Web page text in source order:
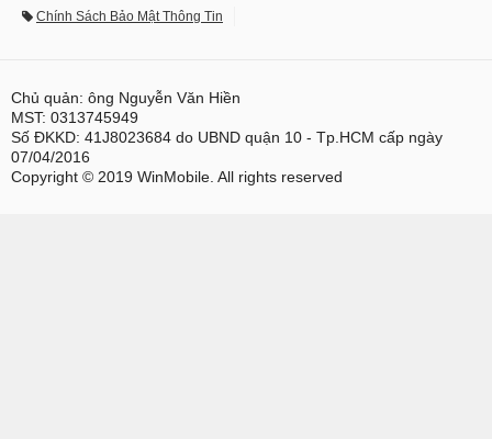
Chính Sách Bảo Mật Thông Tin
Chủ quản: ông Nguyễn Văn Hiền
MST: 0313745949
Số ĐKKD: 41J8023684 do UBND quận 10 - Tp.HCM cấp ngày
07/04/2016
Copyright © 2019 WinMobile. All rights reserved